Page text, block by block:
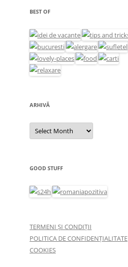
BEST OF
ARHIVĂ
Arhivă
GOOD STUFF
TERMENI ȘI CONDIȚII
POLITICA DE CONFIDENȚIALITATE
COOKIES